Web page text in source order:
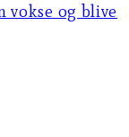
vokse og blive